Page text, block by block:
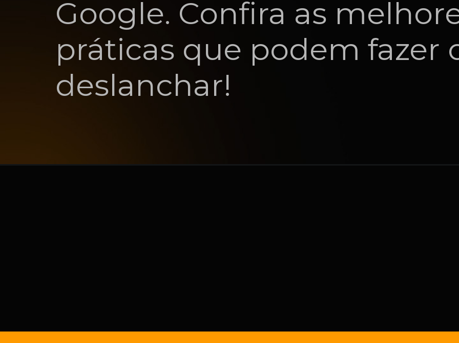
Google. Confira as
práticas que podem fazer
deslanchar!